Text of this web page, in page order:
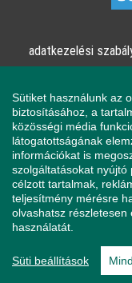
adatkezelési
© Online
2161
Ha mentálisan
veszélyeztetheti
forduljon a
Pszichológusaink
Sütiket használunk az
biztosításához, a
közösségi média
látogatottságának
információkat is
szolgáltatásokat nyújtó
célzott tartalmak,
teljesítmény mérésre
olvashatsz
használatát.
Süti beállítások